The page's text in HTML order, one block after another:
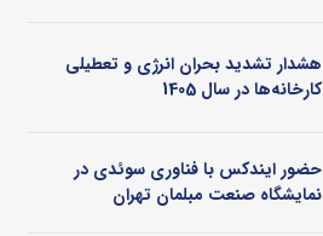
هشدار تشدید بحران انرژی و تعطیلی
کارخانه‌ها در سال 1405
حضور ایندکس با فناوری سوئدی در
نمایشگاه صنعت مبلمان تهران